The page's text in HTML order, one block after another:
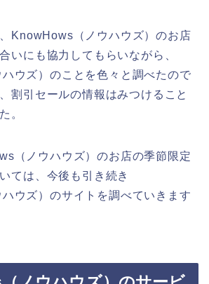
KnowHows（ノウハウズ）のお店
いにも協力してもらいながら、
ウズ）のことを色々と調べたので
割引セールの情報はみつけること
。
（ノウハウズ）のお店の季節限定
ては、今後も引き続き
ウズ）のサイトを調べていきます